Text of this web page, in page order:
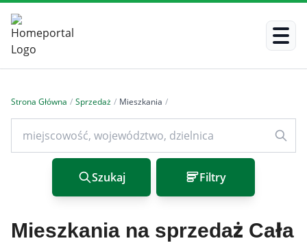
Strona Główna / Sprzedaż / Mieszkania /
Szukaj Filtry
Mieszkania na sprzedaż Cała